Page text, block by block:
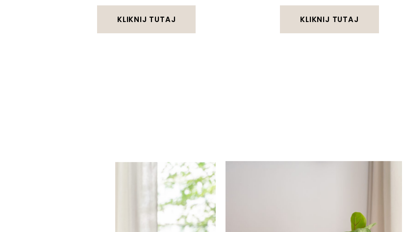
KLIKNIJ TUTAJ KLIKNIJ TUTAJ